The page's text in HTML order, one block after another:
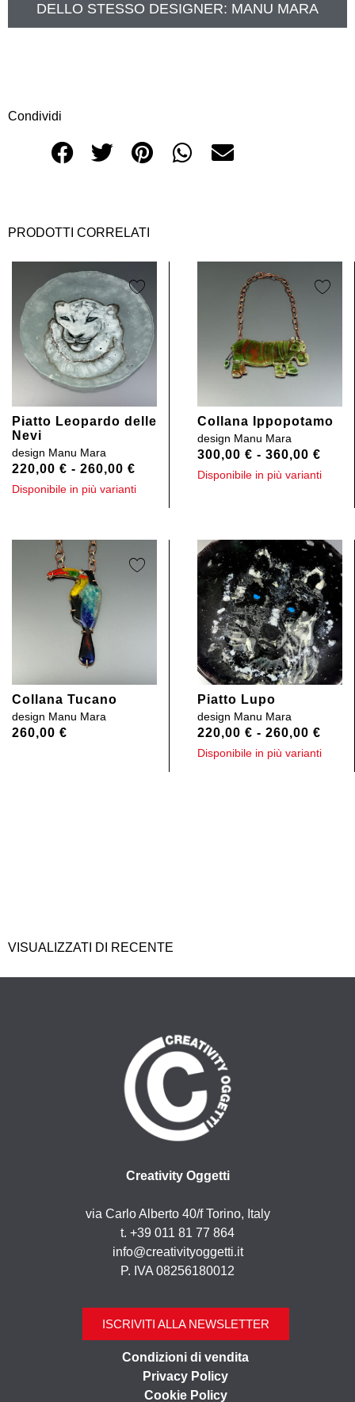
DELLO STESSO DESIGNER: MANU MARA
Condividi
PRODOTTI CORRELATI
Piatto Leopardo delle
Nevi
design Manu Mara
220,00 € - 260,00 €
Disponibile in più varianti
Collana Ippopotamo
design Manu Mara
300,00 € - 360,00 €
Disponibile in più varianti
Collana Tucano
design Manu Mara
260,00 €
Piatto Lupo
design Manu Mara
220,00 € - 260,00 €
Disponibile in più varianti
VISUALIZZATI DI RECENTE
Creativity Oggetti
via Carlo Alberto 40/f Torino, Italy
t. +39 011 81 77 864
info@creativityoggetti.it
P. IVA 08256180012
ISCRIVITI ALLA NEWSLETTER
Condizioni di vendita
Privacy Policy
Cookie Policy